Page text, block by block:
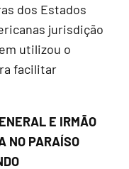
dos Estados
jurisdição
utilizou o
facilitar
E IRMÃO
NO PARAÍSO